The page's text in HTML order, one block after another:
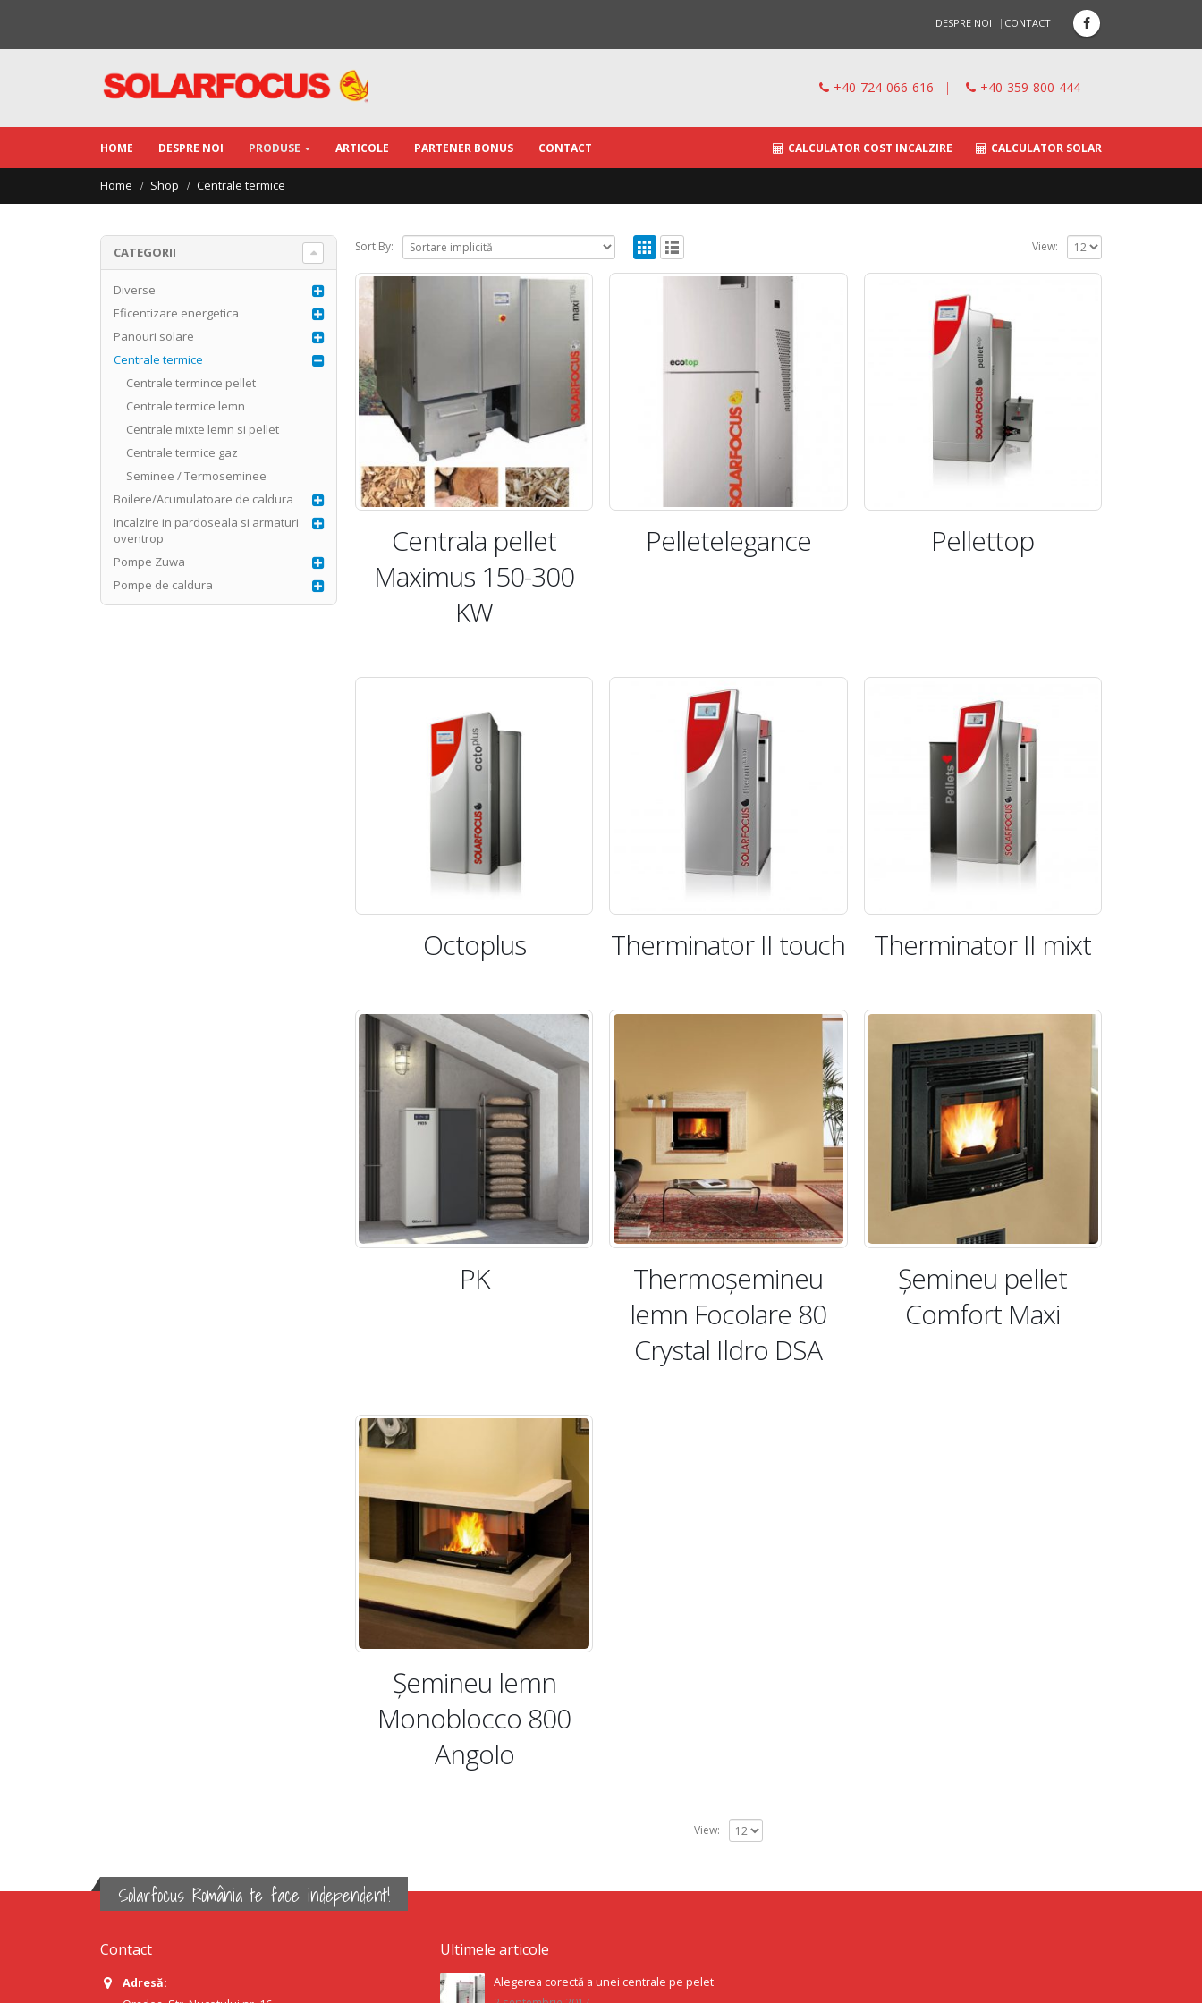
DESPRE NOI CONTACT
+40-724-066-616 | +40-359-800-444
HOME DESPRE NOI PRODUSE ARTICOLE PARTENER BONUS CONTACT CALCULATOR COST INCALZIRE CALCULATOR SOLAR
Home Shop Centrale termice
Sort By: View:
Centrala pellet
Maximus 150-300
KW
Pelletelegance Pellettop
Octoplus Therminator II touch Therminator II mixt
PK
Thermoşemineu
lemn Focolare 80
Crystal Ildro DSA
Şemineu pellet
Comfort Maxi
Şemineu lemn
Monoblocco 800
Angolo
View:
CATEGORII
Diverse
Eficentizare energetica
Panouri solare
Centrale termice
Centrale termince pellet
Centrale termice lemn
Centrale mixte lemn si pellet
Centrale termice gaz
Seminee / Termoseminee
Boilere/Acumulatoare de caldura
Incalzire in pardoseala si armaturi
oventrop
Pompe Zuwa
Pompe de caldura
Solarfocus România te face independent!
Contact
Adresă:
Ultimele articole
Alegerea corectă a unei centrale pe pelet